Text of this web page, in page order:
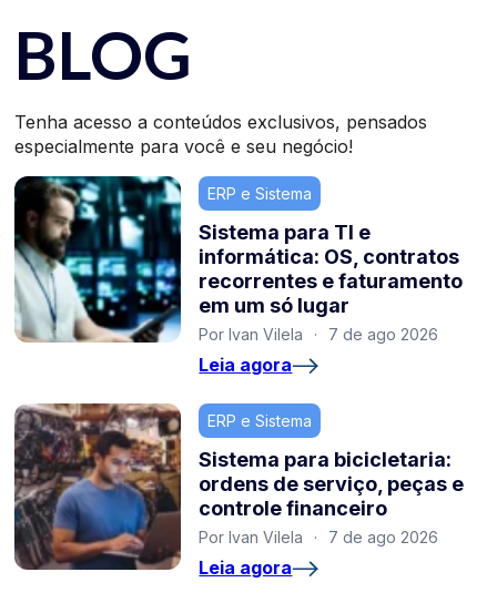
BLOG
Tenha acesso a conteúdos exclusivos, pensados
especialmente para você e seu negócio!
ERP e Sistema
Sistema para TI e
informática: OS, contratos
recorrentes e faturamento
em um só lugar
Por Ivan Vilela · 7 de ago 2026
Leia agora
ERP e Sistema
Sistema para bicicletaria:
ordens de serviço, peças e
controle financeiro
Por Ivan Vilela · 7 de ago 2026
Leia agora